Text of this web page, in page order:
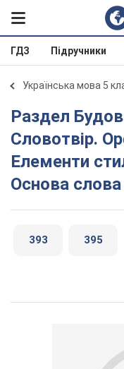
ГДЗ Підручники
Українська мова 5
Раздел Будова слова.
Словотвір.
Елементи
Основа слова
393 395